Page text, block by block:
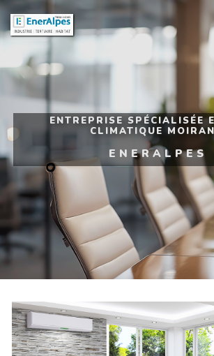
ENTREPRISE SPÉCIALISÉE
CLIMATIQUE
ENERALPES
Panneau de gestion des cookies